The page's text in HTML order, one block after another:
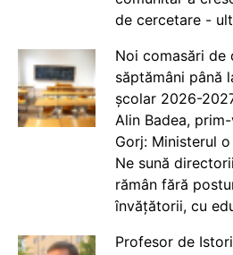
de cercetare -
Noi comasări de
săptămâni până
școlar 2026-
Alin Badea,
Gorj: Ministerul
Ne sună
rămân fără
învățătorii, cu
Profesor de